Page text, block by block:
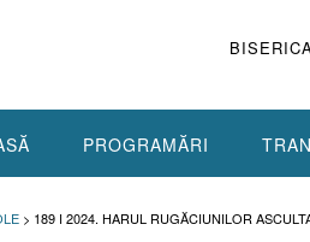
PROGRAMĂRI
> 189 I 2024. HARUL RUGĂCIUNILOR